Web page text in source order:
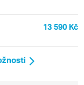
13 590 Kč